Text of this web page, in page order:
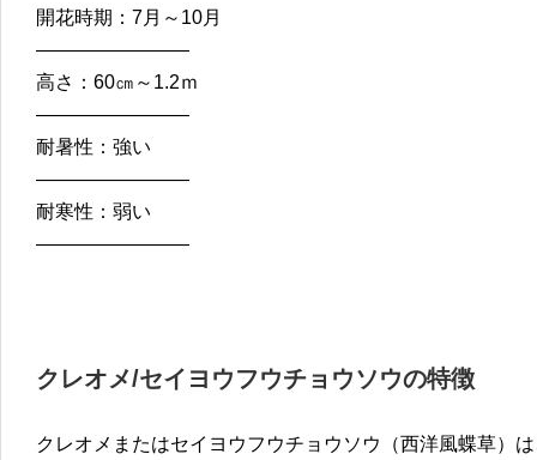
開花時期：7月～10月
————————
高さ：60㎝～1.2ｍ
————————
耐暑性：強い
————————
耐寒性：弱い
————————
クレオメ/セイヨウフウチョウソウの特徴
クレオメまたはセイヨウフウチョウソウ（西洋風蝶草）